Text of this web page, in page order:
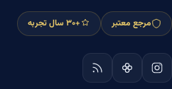
مرجع معتبر +۳۰ سال تجربه